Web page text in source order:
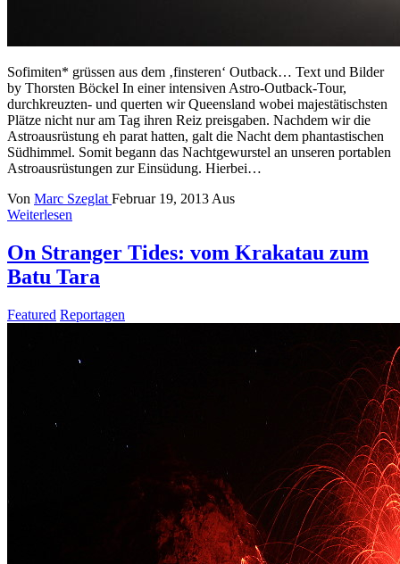
Sofimiten* grüssen aus dem ‚finsteren‘ Outback… Text und Bilder
by Thorsten Böckel In einer intensiven Astro-Outback-Tour,
durchkreuzten- und querten wir Queensland wobei majestätischsten
Plätze nicht nur am Tag ihren Reiz preisgaben. Nachdem wir die
Astroausrüstung eh parat hatten, galt die Nacht dem phantastischen
Südhimmel. Somit begann das Nachtgewurstel an unseren portablen
Astroausrüstungen zur Einsüdung. Hierbei…
Von Marc Szeglat Februar 19, 2013 Aus
Weiterlesen
On Stranger Tides: vom Krakatau zum
Batu Tara
Featured Reportagen